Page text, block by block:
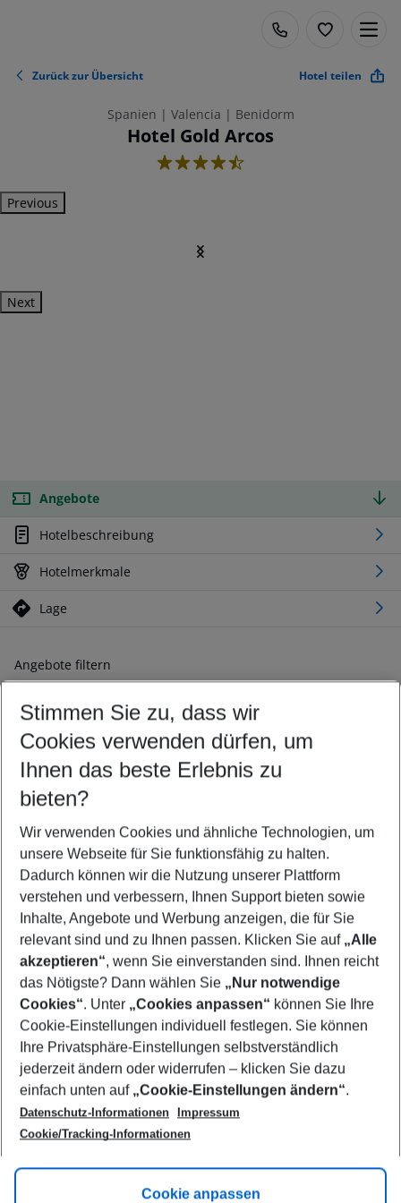
Zurück zur Übersicht Hotel teilen
Spanien | Valencia | Benidorm
Hotel Gold Arcos
4.5
Previous
Next
Angebote
Hotelbeschreibung
Hotelmerkmale
Lage
Angebote filtern
Ändern Sie Ihre Kriterien nach Ihren Wünschen
Abflughafen wählen
Beliebiger Abflughafen
Reisezeitraum wählen
08.08.26– 06.08.27 5-8 Nächte
2 Erwachsene Keine Kinder
Mehr Filter anzeigen
Footer
Footer navigation
Über uns
AGB
Cookie-Einstellungen ändern
Cookie-Richtlinie
Datenschutz
Service & Hilfe
Barrierefreies Reisen
Check-in
Flugbeschränkungen
Folgen Sie uns
Stimmen Sie zu, dass wir
Cookies verwenden dürfen, um
Ihnen das beste Erlebnis zu
bieten?
Wir verwenden Cookies und ähnliche Technologien, um
unsere Webseite für Sie funktionsfähig zu halten.
Dadurch können wir die Nutzung unserer Plattform
verstehen und verbessern, Ihnen Support bieten sowie
Inhalte, Angebote und Werbung anzeigen, die für Sie
relevant sind und zu Ihnen passen. Klicken Sie auf „Alle
akzeptieren“, wenn Sie einverstanden sind. Ihnen reicht
das Nötigste? Dann wählen Sie „Nur notwendige
Cookies“. Unter „Cookies anpassen“ können Sie Ihre
Cookie-Einstellungen individuell festlegen. Sie können
Ihre Privatsphäre-Einstellungen selbstverständlich
jederzeit ändern oder widerrufen – klicken Sie dazu
einfach unten auf „Cookie-Einstellungen ändern“.
Datenschutz-Informationen
Impressum
Cookie/Tracking-Informationen
Cookie anpassen